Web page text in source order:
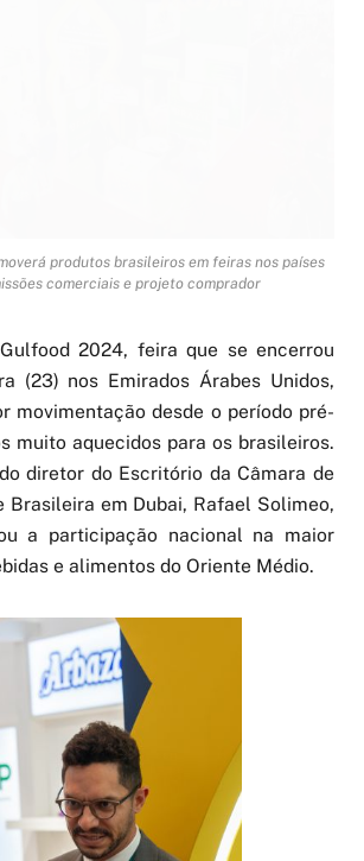
produtos brasileiros em feiras nos países
comerciais e projeto comprador
2024, feira que se encerrou
(23) nos Emirados Árabes Unidos,
movimentação desde o período pré-
muito aquecidos para os brasileiros.
diretor do Escritório da Câmara de
Brasileira em Dubai, Rafael Solimeo,
a participação nacional na maior
e alimentos do Oriente Médio.